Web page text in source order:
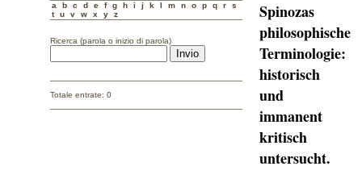
a b c d e f g h i j k l m n o p q r
s
t
u v w x y z
Ricerca (parola o inizio di parola)
Totale entrate: 0
Spinozas
philosophische
Terminologie:
historisch
und
immanent
kritisch
untersucht.